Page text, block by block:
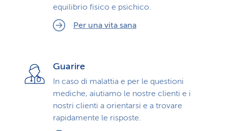
equilibrio fisico e psichico.
Per una vita sana
Guarire
In caso di malattia e per le questioni
mediche, aiutiamo le nostre clienti e i
nostri clienti a orientarsi e a trovare
rapidamente le risposte.